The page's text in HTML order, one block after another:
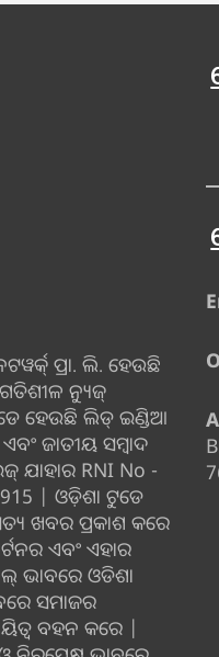
ପ୍ରା. ଲି. ହେଉଛି
ନ୍ୟୁଜ୍
ହେଉଛି ଲିଡ୍ ଇଣ୍ଡିଆ
ଜାତୀୟ ସମ୍ବାଦ
ଯାହାର RNI No -
| ଓଡ଼ିଶା ଟୁଡେ
ଖବର ପ୍ରକାଶ କରେ
ଏବଂ ଏହାର
ଭାବରେ ଓଡିଶା
ସମାଜର
ବହନ କରେ |